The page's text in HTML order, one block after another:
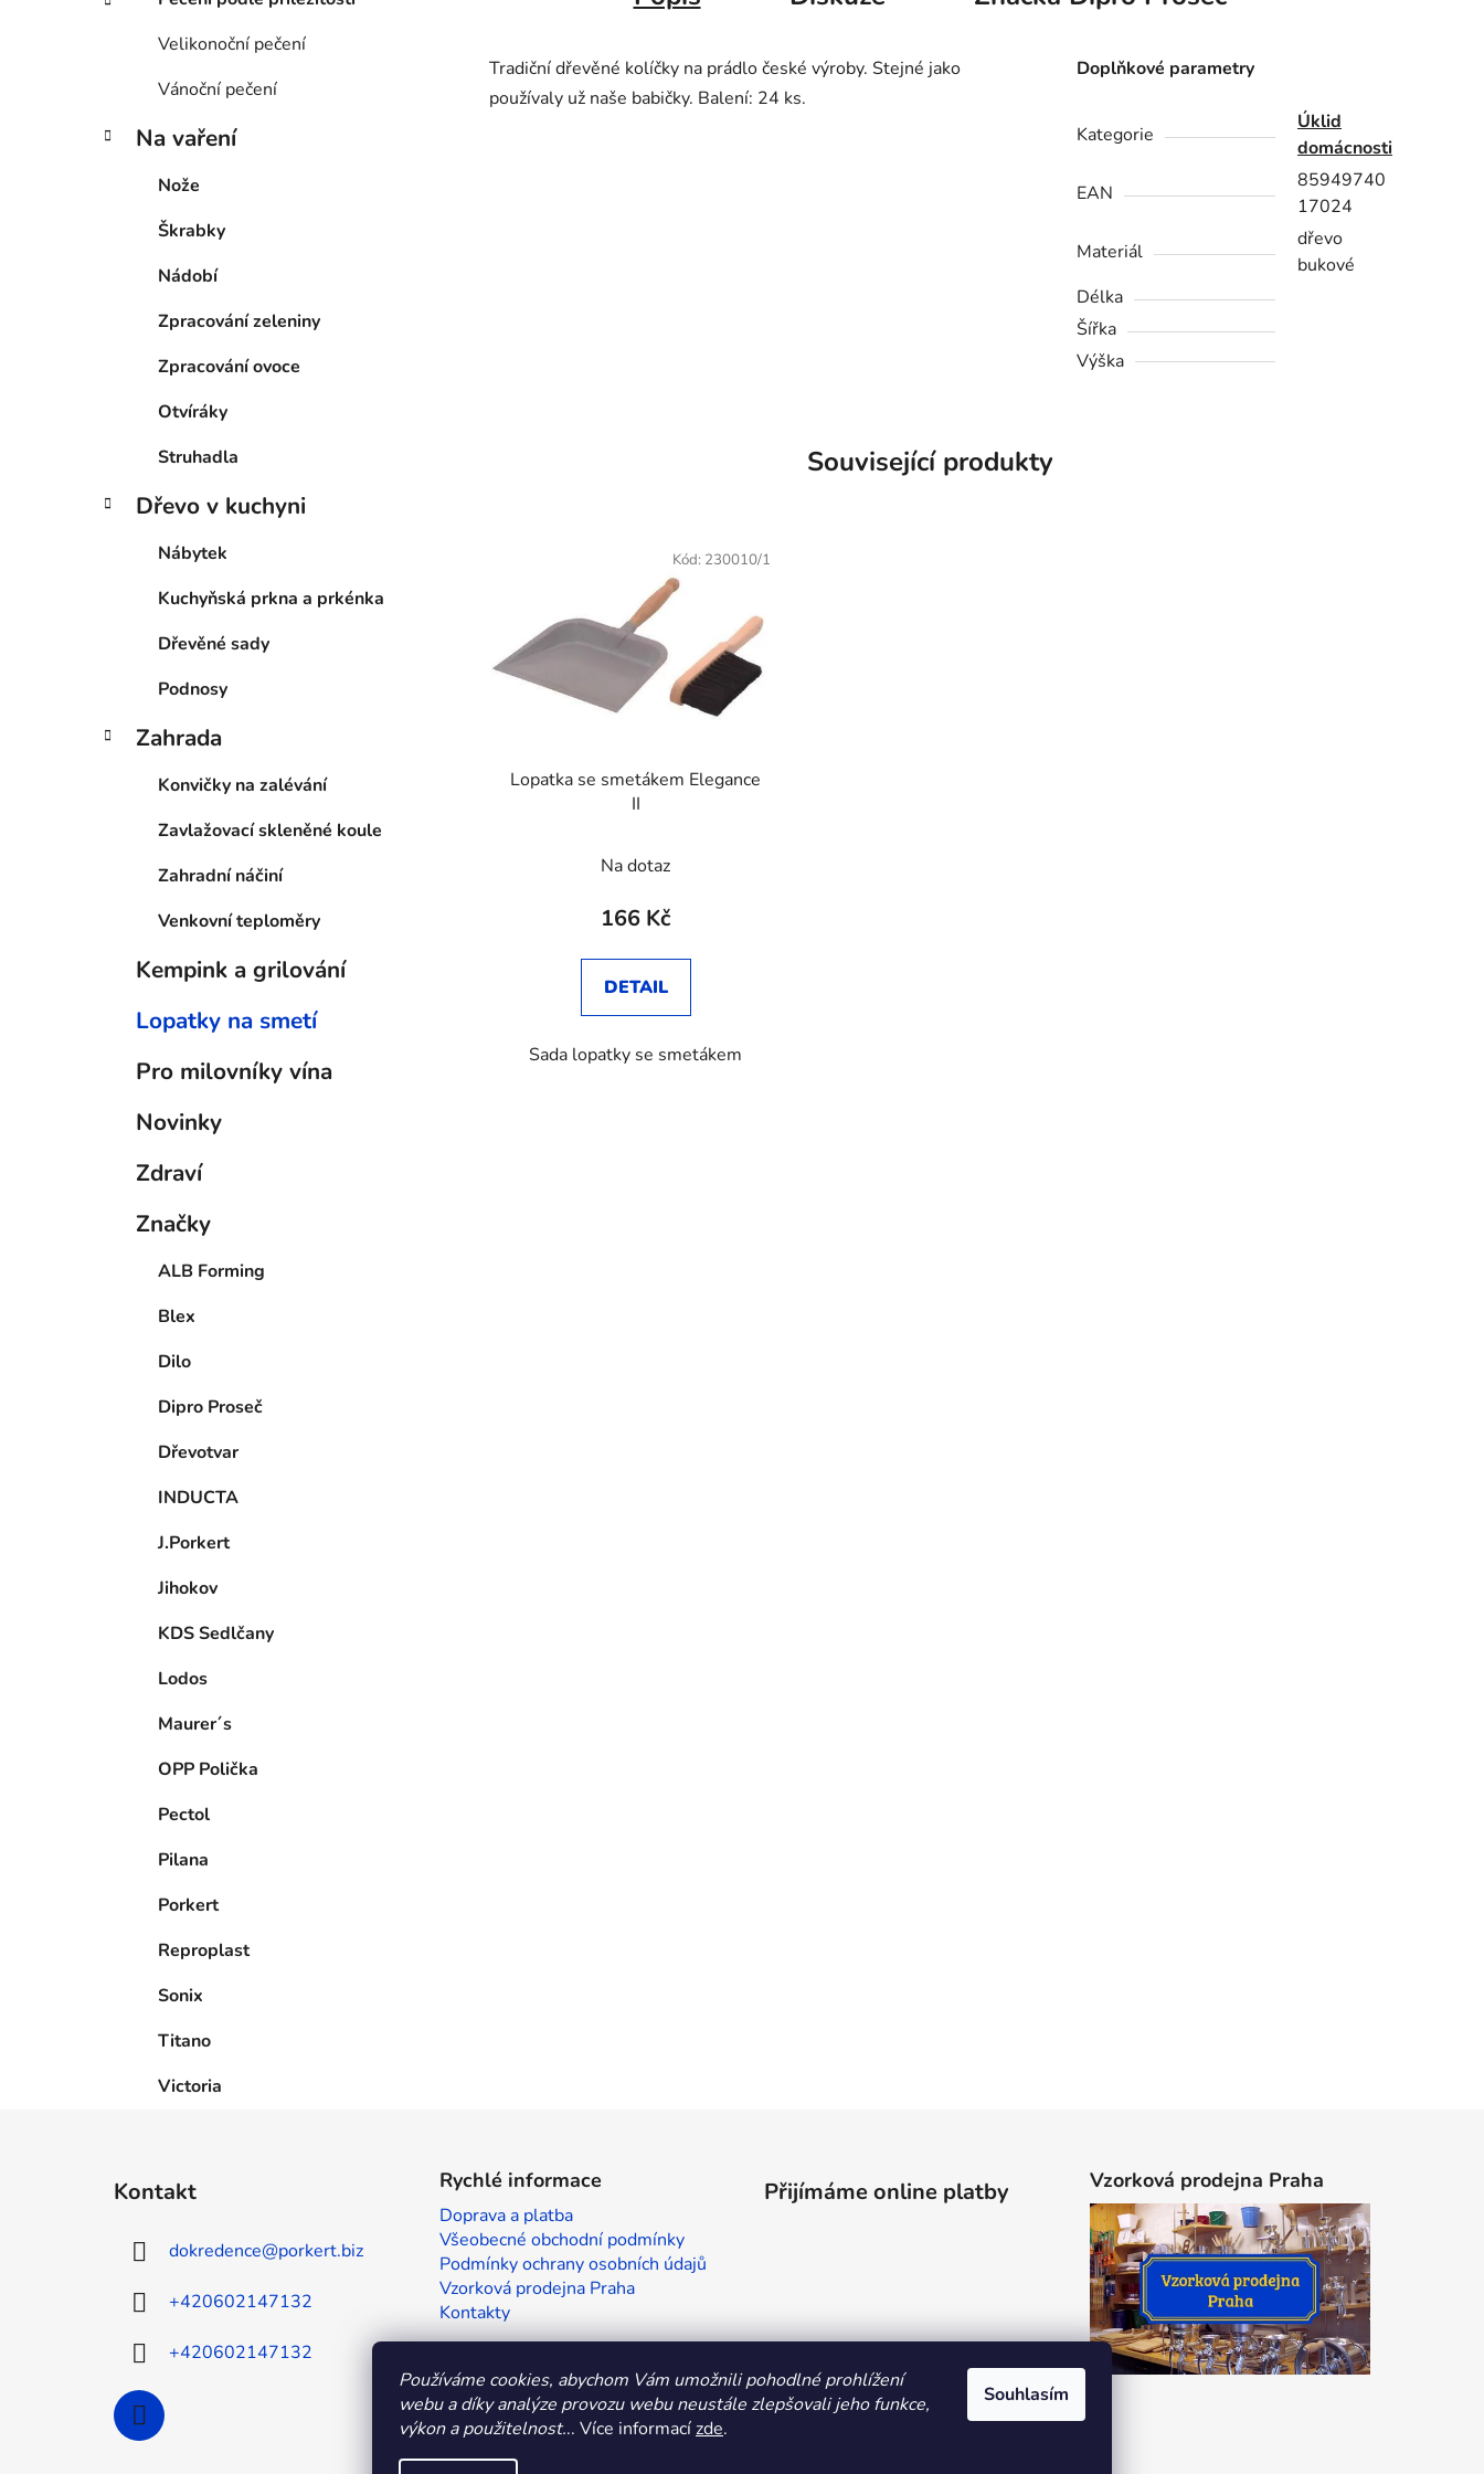
Používáme cookies, abychom Vám umožnili pohodlné prohlížení
webu a díky analýze provozu webu neustále zlepšovali jeho funkce,
výkon a použitelnost... Více informacízde.
Souhlasím
Velikonoční pečení
Vánoční pečení
Na vaření
Nože
Škrabky
Nádobí
Zpracování zeleniny
Zpracování ovoce
Otvíráky
Struhadla
Dřevo v kuchyni
Nábytek
Kuchyňská prkna a prkénka
Dřevěné sady
Podnosy
Zahrada
Konvičky na zalévání
Zavlažovací skleněné koule
Zahradní náčiní
Venkovní teploměry
Kempink a grilování
Lopatky na smetí
Pro milovníky vína
Novinky
Zdraví
Značky
ALB Forming
Blex
Dilo
Dipro Proseč
Dřevotvar
INDUCTA
J.Porkert
Jihokov
KDS Sedlčany
Lodos
Maurer´s
OPP Polička
Pectol
Pilana
Porkert
Reproplast
Sonix
Titano
Victoria
Tradiční dřevěné kolíčky na prádlo české výroby. Stejné jako
používaly už naše babičky. Balení: 24 ks.
Doplňkové parametry
Kategorie
Úklid
domácnosti
EAN
85949740
17024
Materiál
dřevo
bukové
Délka
Šířka
Výška
Související produkty
Lopatka se smetákem Elegance
II
Na dotaz
166 Kč
DETAIL
Sada lopatky se smetákem
Kód: 230010/1
Kontakt
dokredence@porkert.biz
+420602147132
+420602147132
Rychlé informace
Doprava a platba
Všeobecné obchodní podmínky
Podmínky ochrany osobních údajů
Vzorková prodejna Praha
Kontakty
Přijímáme online platby Vzorková prodejna Praha